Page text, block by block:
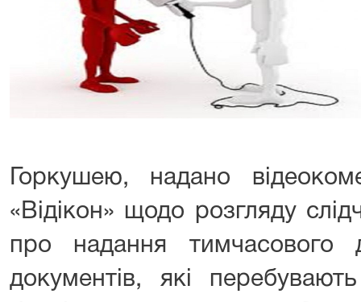
Горкушею, надано
«Відікон» щодо розгляду
про надання
документів, які